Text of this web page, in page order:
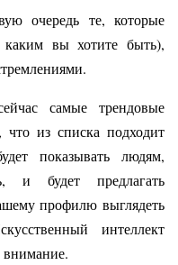
очередь те, которые
каким вы хотите быть),
самые трендовые
из списка подходит
показывать людям,
и будет предлагать
профилю выглядеть
интеллект
внимание.